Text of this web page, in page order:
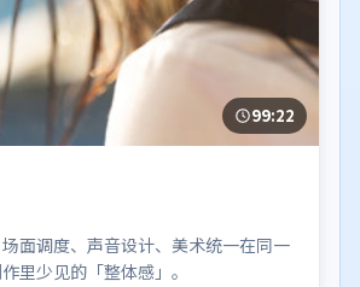
99:22
面调度、声音设计、美术统一在同一
里少见的「整体感」。